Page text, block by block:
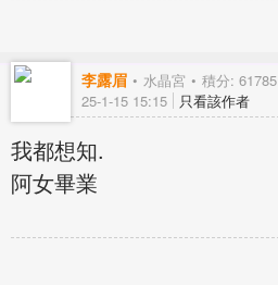
李露眉 水晶宮 積分: 61785
25-1-15 15:15 只看該作者
我都想知.
阿女畢業